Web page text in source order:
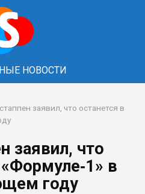
НОВОСТИ
заявил, что останется в
заявил, что
в
году